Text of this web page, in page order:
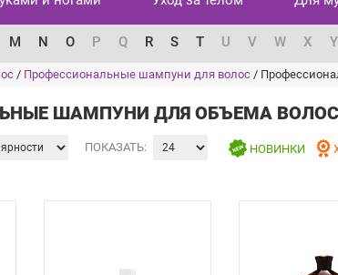
M N O P Q R S T U V W X Y
/ Профессиональные шампуни для волос /
ШАМПУНИ ДЛЯ ОБЪЕМА ВОЛОС
ПОКАЗАТЬ: НОВИНКИ